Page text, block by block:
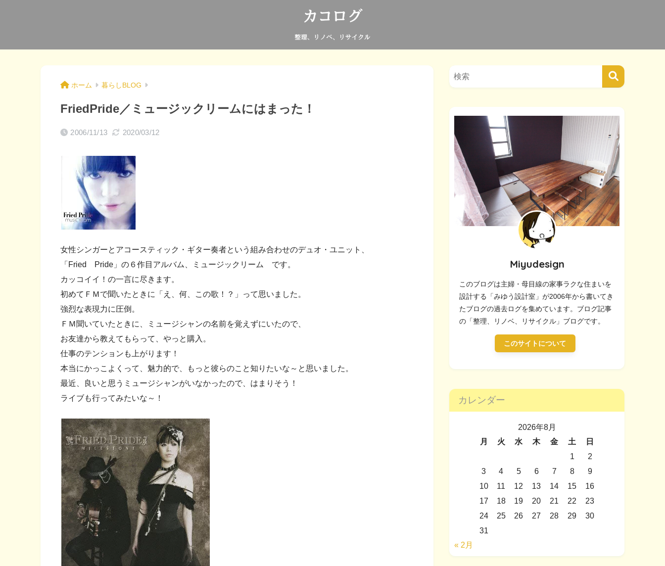
ホーム 暮らしBLOG
FriedPride／ミュージックリームにはまった！
2006/11/13 2020/03/12
女性シンガーとアコースティック・ギター奏者という組み合わせのデュオ・ユニット、
「Fried Pride」の６作目アルバム、ミュージックリーム です。
カッコイイ！の一言に尽きます。
初めてＦＭで聞いたときに「え、何、この歌！？」って思いました。
強烈な表現力に圧倒。
ＦＭ聞いていたときに、ミュージシャンの名前を覚えずにいたので、
お友達から教えてもらって、やっと購入。
仕事のテンションも上がります！
本当にかっこよくって、魅力的で、もっと彼らのこと知りたいな～と思いました。
最近、良いと思うミュージシャンがいなかったので、はまりそう！
ライブも行ってみたいな～！
Miyudesign
このブログは主婦・母目線の家事ラクな住まいを
設計する「みゆう設計室」が2006年から書いてき
たブログの過去ログを集めています。ブログ記事
の「整理、リノベ、リサイクル」ブログです。
このサイトについて
カレンダー
2026年8月
月
火 水 木 金 土
日
1
2
3
4 5 6 7 8
9
10
11 12 13 14 15
16
17
18 19 20 21 22
23
24
25 26 27 28 29
30
31
« 2月